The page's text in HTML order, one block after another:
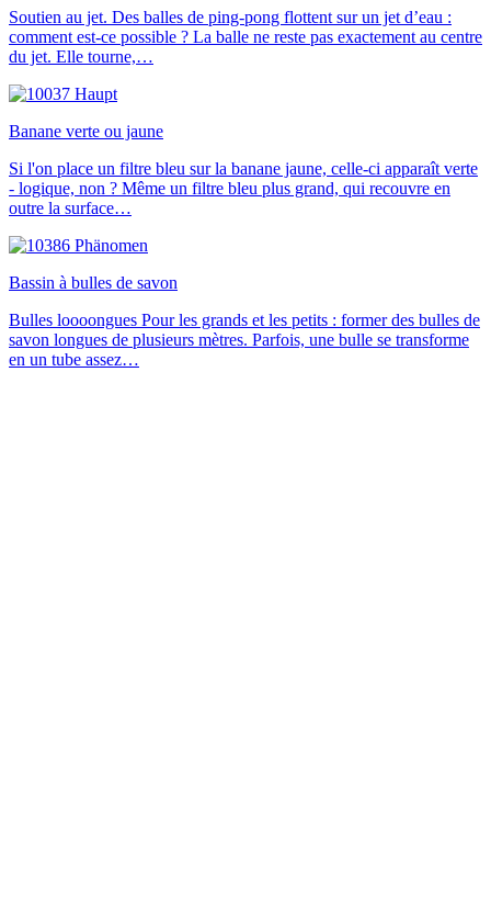
Soutien au jet. Des balles de ping-pong flottent sur un jet d’eau :
comment est-ce possible ? La balle ne reste pas exactement au centre
du jet. Elle tourne,…
Banane verte ou jaune
Si l'on place un filtre bleu sur la banane jaune, celle-ci apparaît verte
- logique, non ? Même un filtre bleu plus grand, qui recouvre en
outre la surface…
Bassin à bulles de savon
Bulles loooongues Pour les grands et les petits : former des bulles de
savon longues de plusieurs mètres. Parfois, une bulle se transforme
en un tube assez…